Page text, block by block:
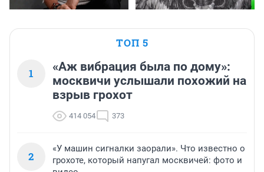
ТОП 5
1
«Аж вибрация была по дому»:
москвичи услышали похожий на
взрыв грохот
414 054 373
2
«У машин сигналки заорали». Что известно о
грохоте, который напугал москвичей: фото и